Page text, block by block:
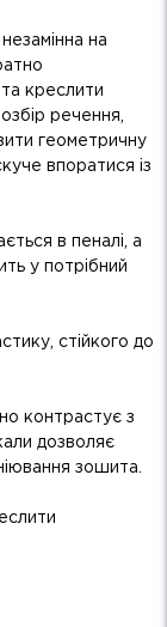
на
та креслити
речення,
геометричну
впоратися із
в пеналі, а
у потрібний
стійкого до
контрастує з
дозволяє
зошита.